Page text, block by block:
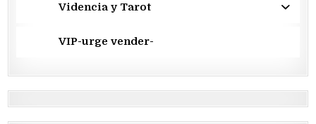
Videncia y Tarot
VIP-urge vender-